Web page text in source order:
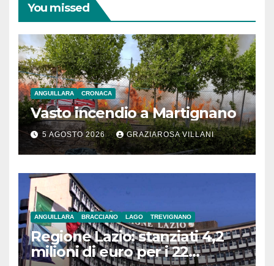
You missed
ANGUILLARA CRONACA
Vasto incendio a Martignano
5 AGOSTO 2026 GRAZIAROSA VILLANI
ANGUILLARA BRACCIANO LAGO TREVIGNANO
Regione Lazio: stanziati 4,2
milioni di euro per i 22